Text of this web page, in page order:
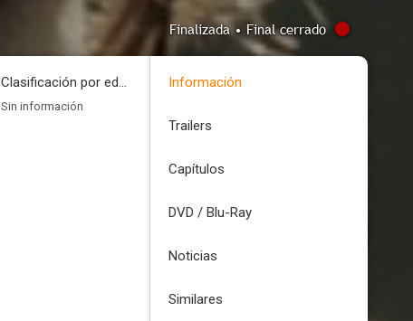
Finalizada • Final cerrado
Clasificación por edades
Sin información
Información
Trailers
Capítulos
DVD / Blu-Ray
Noticias
Similares